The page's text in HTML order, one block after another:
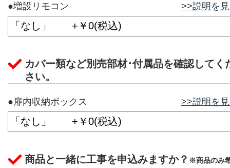
●増設リモコン >>説明を
カバー類など別売部材･付属品を確認してく
さい。
●扉内収納ボックス >>説明を
商品と一緒に工事を申込みますか？ ※商品のみ